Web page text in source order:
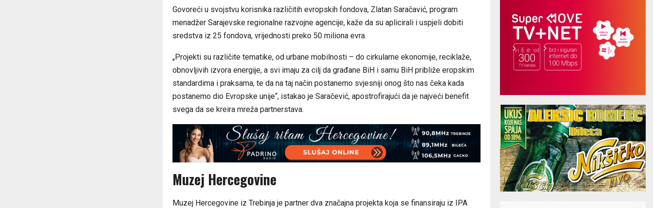
Govoreći u svojstvu korisnika različitih evropskih fondova, Zlatan Saračavić, program
menadžer Sarajevske regionalne razvojne agencije, kaže da su aplicirali i uspjeli dobiti
sredstva iz 25 fondova, vrijednosti preko 50 miliona evra.
„Projekti su različite tematike, od urbane mobilnosti – do cirkularne ekonomije, reciklaže,
obnovljivih izvora energije, a svi imaju za cilj da građane BiH i samu BiH približe eropskim
standardima i praksama, te da na taj način postanemo svjesniji onog što nas čeka kada
postanemo dio Evropske unije“, istakao je Saračević, apostrofirajući da je najveći benefit
svega da se kreira mreža partnerstava.
Muzej Hercegovine
Muzej Hercegovine iz Trebinja je partner dva značajna projekta koja se finansiraju iz IPA